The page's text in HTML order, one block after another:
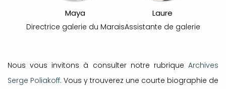
Maya
Directrice galerie du Marais
Laure
Assistante de galerie
Nous vous invitons à consulter notre rubrique Archives
Serge Poliakoff. Vous y trouverez une courte biographie de